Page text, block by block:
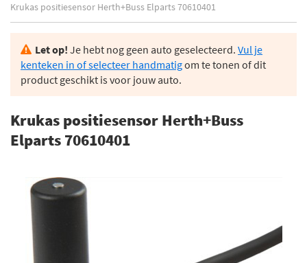
Krukas positiesensor Herth+Buss Elparts 70610401
Let op! Je hebt nog geen auto geselecteerd. Vul je
kenteken in of selecteer handmatigom te tonen of dit
product geschikt is voor jouw auto.
Krukas positiesensor Herth+Buss
Elparts 70610401